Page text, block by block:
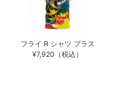
フライ R シャツ プラス
¥7,920（税込）